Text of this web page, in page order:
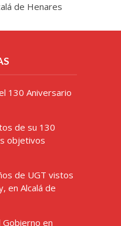
de Henares
130 Aniversario
de su 130
objetivos
de UGT vistos
en Alcalá de
Gobierno en